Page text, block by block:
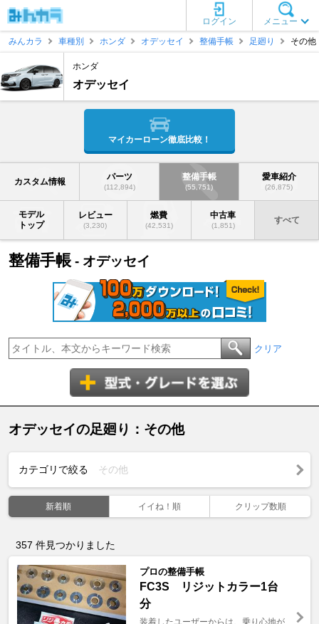
メニュー
ログイン
みんカラ
車種別 ホンダ オデッセイ 整備手帳 足廻り その他
ホンダ
オデッセイ
マイカーローン徹底比較！
カスタム情報 パーツ
(112,894)
整備手帳
(55,751)
愛車紹介
(26,875)
モデル
トップ
レビュー
(3,230)
燃費
(42,531)
中古車
(1,851)
すべて
整備手帳 - オデッセイ
クリア
オデッセイの足廻り：その他
カテゴリで絞る その他
新着順 イイね！順 クリップ数順
357 件見つかりました
プロの整備手帳
FC3S リジットカラー1台
分
装着したユーザーからは、乗り心地が